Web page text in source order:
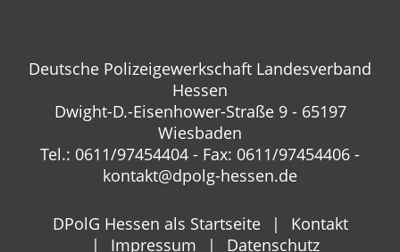
Deutsche Polizeigewerkschaft Landesverband
Hessen
Dwight-D.-Eisenhower-Straße 9 - 65197
Wiesbaden
Tel.: 0611/97454404 - Fax: 0611/97454406 -
kontakt@dpolg-hessen.de
DPolG Hessen als Startseite
Kontakt
Impressum
Datenschutz